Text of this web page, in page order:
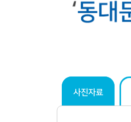
사진자료